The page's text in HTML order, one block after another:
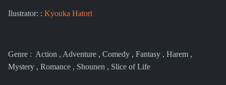
Ilustrator: : Kyouka Hatori
Genre : Action , Adventure , Comedy , Fantasy , Harem ,
Mystery , Romance , Shounen , Slice of Life